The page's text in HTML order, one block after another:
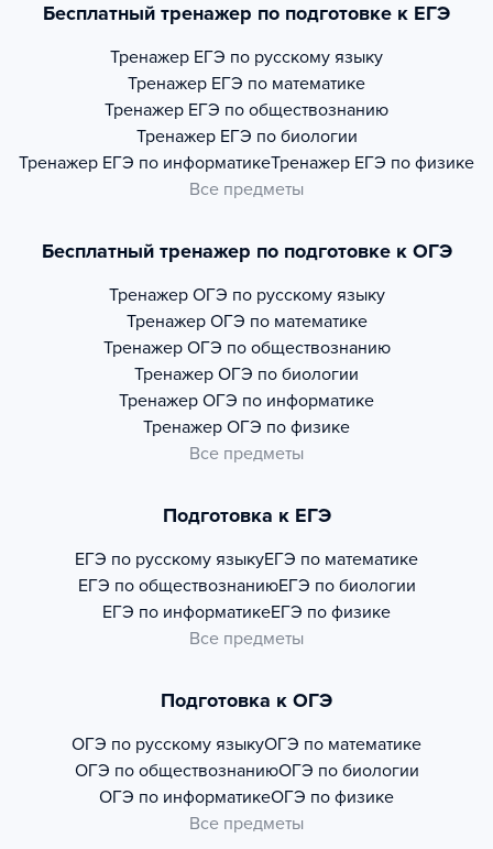
Бесплатный тренажер по подготовке к ЕГЭ
Тренажер ЕГЭ по русскому языку
Тренажер ЕГЭ по математике
Тренажер ЕГЭ по обществознанию
Тренажер ЕГЭ по биологии
Тренажер ЕГЭ по информатикеТренажер ЕГЭ по физике
Все предметы
Бесплатный тренажер по подготовке к ОГЭ
Тренажер ОГЭ по русскому языку
Тренажер ОГЭ по математике
Тренажер ОГЭ по обществознанию
Тренажер ОГЭ по биологии
Тренажер ОГЭ по информатике
Тренажер ОГЭ по физике
Все предметы
Подготовка к ЕГЭ
ЕГЭ по русскому языкуЕГЭ по математике
ЕГЭ по обществознаниюЕГЭ по биологии
ЕГЭ по информатикеЕГЭ по физике
Все предметы
Подготовка к ОГЭ
ОГЭ по русскому языкуОГЭ по математике
ОГЭ по обществознаниюОГЭ по биологии
ОГЭ по информатикеОГЭ по физике
Все предметы